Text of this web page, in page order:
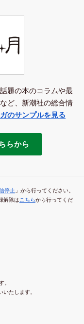
題の本のコラムや最
ど、新潮社の総合情
のサンプルを見る
らから
停止 」から行ってください。
解除は こちらから行ってくだ
。
たします。